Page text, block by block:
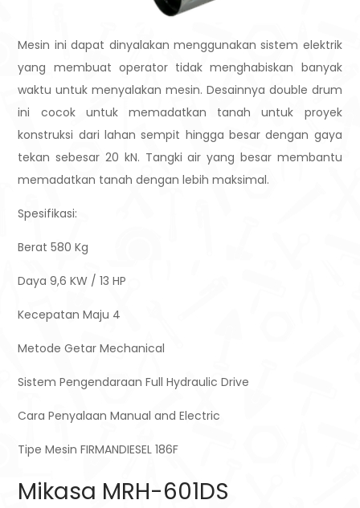
Mesin ini dapat dinyalakan menggunakan sistem elektrik
yang membuat operator tidak menghabiskan banyak
waktu untuk menyalakan mesin. Desainnya double drum
ini cocok untuk memadatkan tanah untuk proyek
konstruksi dari lahan sempit hingga besar dengan gaya
tekan sebesar 20 kN. Tangki air yang besar membantu
memadatkan tanah dengan lebih maksimal.
Spesifikasi:
Berat 580 Kg
Daya 9,6 KW / 13 HP
Kecepatan Maju 4
Metode Getar Mechanical
Sistem Pengendaraan Full Hydraulic Drive
Cara Penyalaan Manual and Electric
Tipe Mesin FIRMANDIESEL 186F
Mikasa MRH-601DS